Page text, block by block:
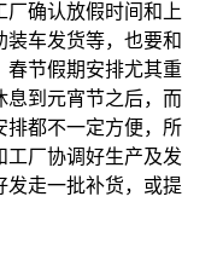
厂确认放假时间和上
车发货等，也要和
春节假期安排尤其重
息到元宵节之后，而
排都不一定方便，所
工厂协调好生产及发
发走一批补货，或提